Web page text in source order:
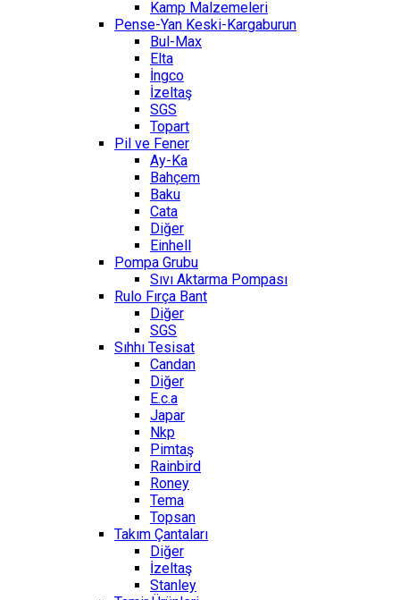
Kamp Malzemeleri
Pense-Yan Keski-Kargaburun
Bul-Max
Elta
İngco
İzeltaş
SGS
Topart
Pil ve Fener
Ay-Ka
Bahçem
Baku
Cata
Diğer
Einhell
Pompa Grubu
Sıvı Aktarma Pompası
Rulo Fırça Bant
Diğer
SGS
Sıhhı Tesisat
Candan
Diğer
E.c.a
Japar
Nkp
Pimtaş
Rainbird
Roney
Tema
Topsan
Takım Çantaları
Diğer
İzeltaş
Stanley